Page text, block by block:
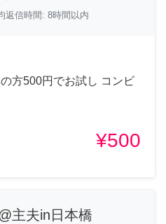
返信時間: 8時間以内
方500円でお試し コンビ
¥500
主夫in日本橋